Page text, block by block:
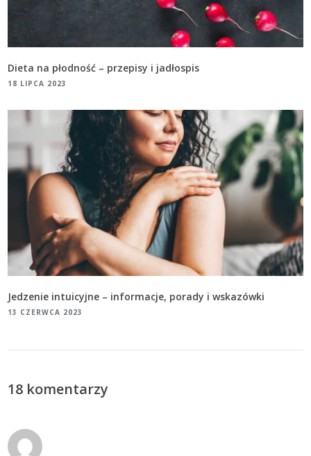
Dieta na płodność – przepisy i jadłospis
18 LIPCA 2023
Jedzenie intuicyjne – informacje, porady i wskazówki
13 CZERWCA 2023
18 komentarzy